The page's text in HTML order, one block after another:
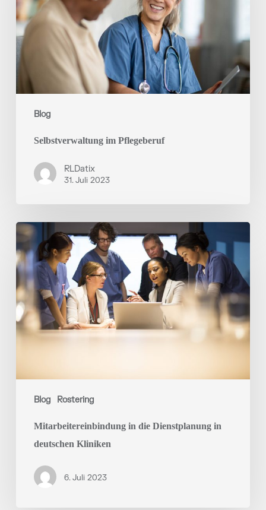
Blog
Selbstverwaltung im Pflegeberuf
RLDatix
31. Juli 2023
Blog Rostering
Mitarbeitereinbindung
in
die
Dienstplanung
in
deutschen
Kliniken
Mitarbeitereinbindung in die Dienstplanung in
deutschen Kliniken
6. Juli 2023